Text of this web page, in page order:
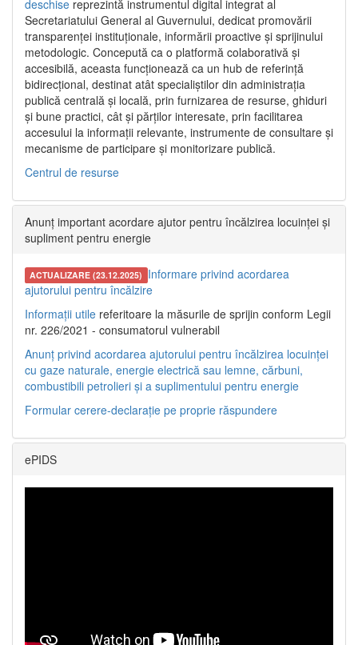
deschise reprezintă instrumentul digital integrat al
Secretariatului General al Guvernului, dedicat promovării
transparenței instituționale, informării proactive și sprijinului
metodologic. Concepută ca o platformă colaborativă și
accesibilă, aceasta funcționează ca un hub de referință
bidirecțional, destinat atât specialiștilor din administrația
publică centrală și locală, prin furnizarea de resurse, ghiduri
și bune practici, cât și părților interesate, prin facilitarea
accesului la informații relevante, instrumente de consultare și
mecanisme de participare și monitorizare publică.
Centrul de resurse
Anunț important acordare ajutor pentru încălzirea locuinței și
supliment pentru energie
ACTUALIZARE (23.12.2025) Informare privind acordarea
ajutorului pentru încălzire
Informații utile referitoare la măsurile de sprijin conform Legii
nr. 226/2021 - consumatorul vulnerabil
Anunț privind acordarea ajutorului pentru încălzirea locuinței
cu gaze naturale, energie electrică sau lemne, cărbuni,
combustibili petrolieri și a suplimentului pentru energie
Formular cerere-declarație pe proprie răspundere
ePIDS